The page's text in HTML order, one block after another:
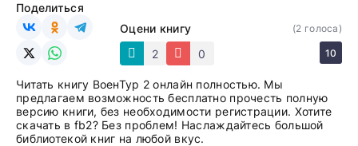
Оцени книгу
2
0
(2 голоса)
10
Поделиться
Читать книгу ВоенТур 2 онлайн полностью. Мы
предлагаем возможность бесплатно прочесть полную
версию книги, без необходимости регистрации. Хотите
скачать в fb2? Без проблем! Наслаждайтесь большой
библиотекой книг на любой вкус.